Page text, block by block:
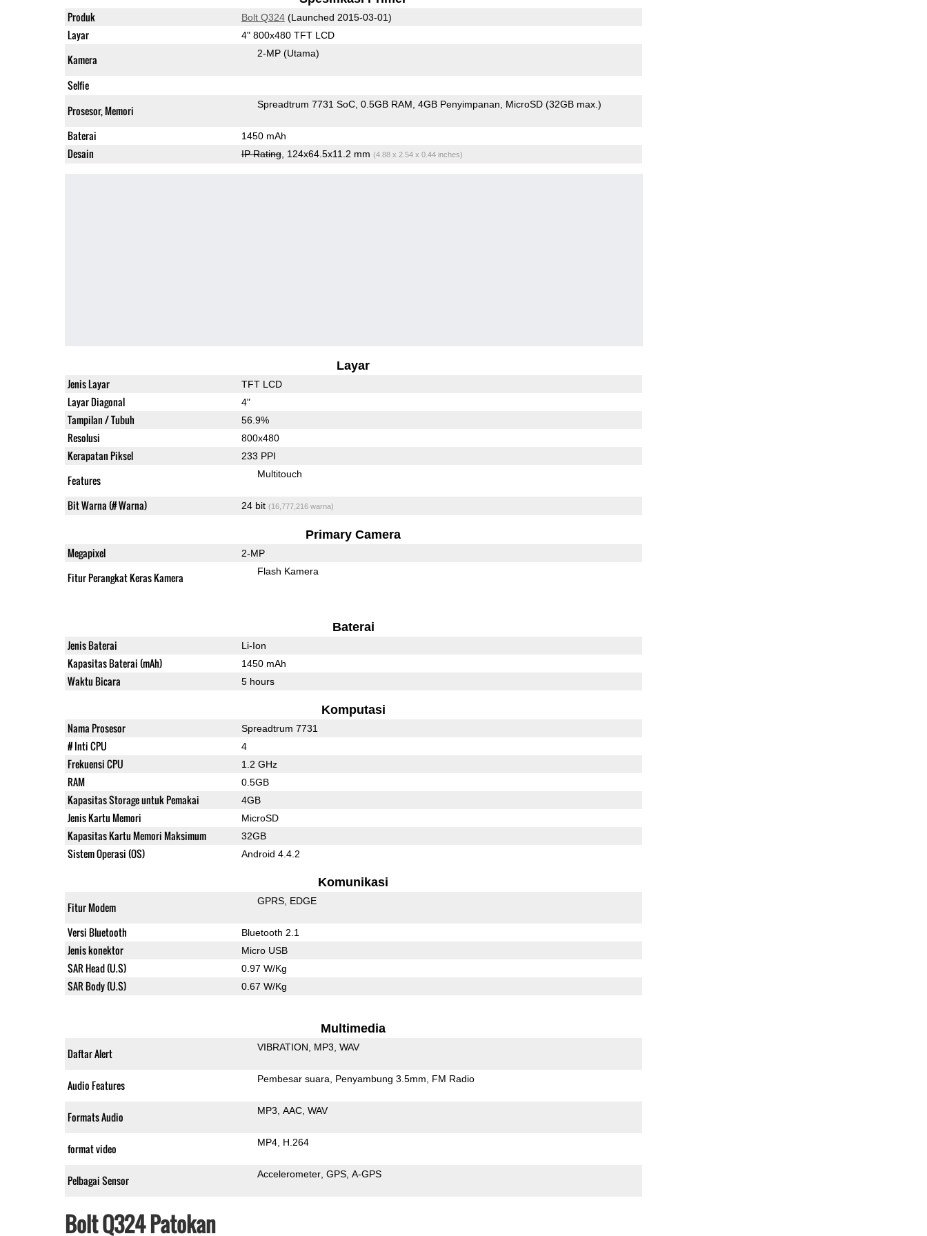
Produk Bolt Q324(Launched 2015-03-01)
Layar 4" 800x480 TFT LCD
Kamera 2-MP (Utama)
Selfie
Prosesor, Memori
Spreadtrum 7731 SoC 0.5GB RAM 4GB Penyimpanan MicroSD (32GB max.)
Baterai 1450 mAh
Desain IP Rating, 124x64.5x11.2 mm (4.88 x 2.54 x 0.44 inches)
Layar
Jenis Layar TFT LCD
Layar Diagonal 4"
Tampilan / Tubuh 56.9%
Resolusi 800x480
Kerapatan Piksel 233 PPI
Features Multitouch
Bit Warna (# Warna) 24 bit (16,777,216 warna)
Primary Camera
Megapixel 2-MP
Fitur Perangkat Keras Kamera Flash Kamera
Baterai
Jenis Baterai Li-Ion
Kapasitas Baterai (mAh) 1450 mAh
Waktu Bicara 5 hours
Komputasi
Nama Prosesor Spreadtrum 7731
# Inti CPU 4
Frekuensi CPU 1.2 GHz
RAM 0.5GB
Kapasitas Storage untuk Pemakai 4GB
Jenis Kartu Memori MicroSD
Kapasitas Kartu Memori Maksimum 32GB
Sistem Operasi (OS) Android 4.4.2
Komunikasi
Fitur Modem GPRS EDGE
Versi Bluetooth Bluetooth 2.1
Jenis konektor Micro USB
SAR Head (U.S) 0.97 W/Kg
SAR Body (U.S) 0.67 W/Kg
Multimedia
Daftar Alert VIBRATION MP3 WAV
Audio Features Pembesar suara Penyambung 3.5mm FM Radio
Formats Audio MP3 AAC WAV
format video MP4 H.264
Pelbagai Sensor Accelerometer GPS A-GPS
Bolt Q324 Patokan